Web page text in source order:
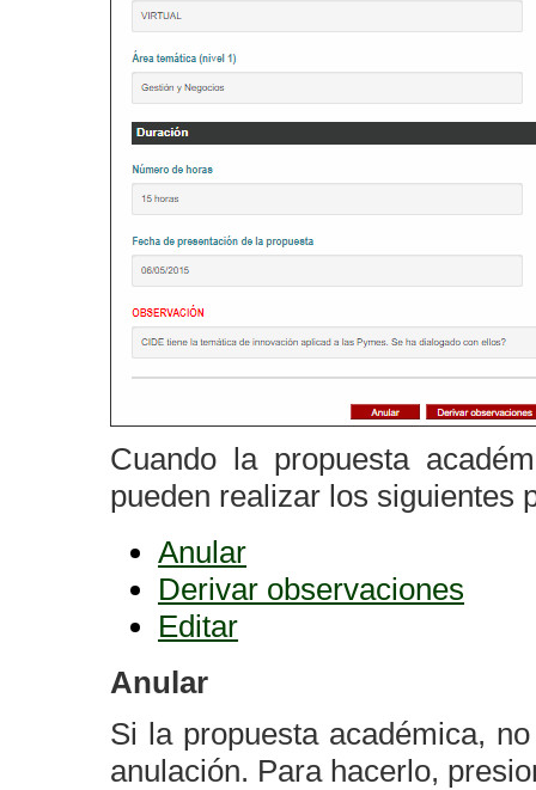
Cuando la propuesta
pueden realizar los siguientes
Anular
Derivar observaciones
Editar
Anular
Si la propuesta académica,
anulación. Para hacerlo,